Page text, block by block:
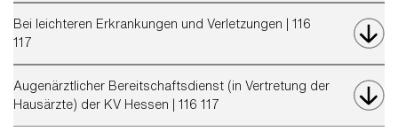
Bei leichteren Erkrankungen und Verletzungen | 116
117
Augenärztlicher Bereitschaftsdienst (in Vertretung der
Hausärzte) der KV Hessen | 116 117